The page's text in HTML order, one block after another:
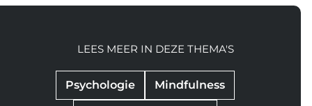
Psychologie Mindfulness
LEES MEER IN DEZE THEMA'S